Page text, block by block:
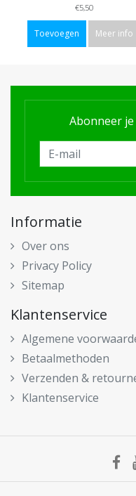
€5,50
Toevoegen Meer info
Abonneer
Informatie
Over ons
Privacy Policy
Sitemap
Klantenservice
Algemene
Betaalmethoden
Verzenden &
Klantenservice